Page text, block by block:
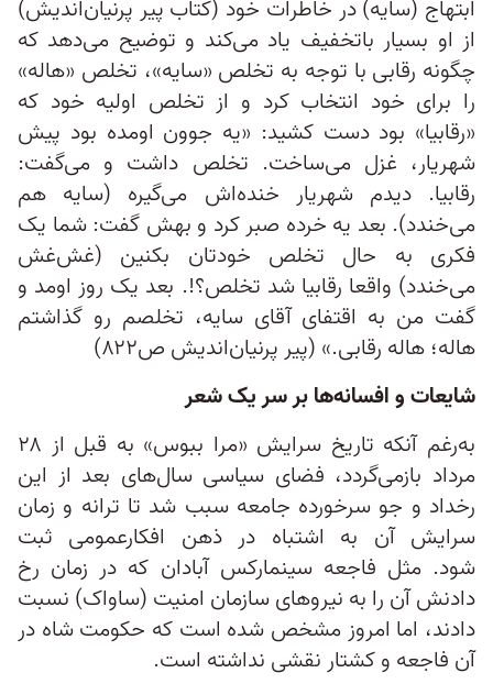
ابتهاج (سایه) در خاطرات خود (کتاب پیر پرنیان‌اندیش)
از او بسیار باتخفیف یاد می‌کند و توضیح می‌دهد که
چگونه رقابی با توجه به تخلص «سایه»، تخلص «هاله»
را برای خود انتخاب کرد و از تخلص اولیه خود که
«رقابیا» بود دست کشید: «یه جوون اومده بود پیش
شهریار، غزل می‌ساخت. تخلص داشت و می‌گفت:
رقابیا. دیدم شهریار خنده‌اش می‌گیره (سایه هم
می‌خندد). بعد یه خرده صبر کرد و بهش گفت: شما یک
فکری به حال تخلص خودتان بکنین (غش‌غش
می‌خندد) واقعا رقابیا شد تخلص؟!. بعد یک روز اومد و
گفت من به اقتفای آقای سایه، تخلصم رو گذاشتم
هاله؛ هاله رقابی.» (پیر پرنیان‌اندیش ص۸۲۲)
شایعات و افسانه‌ها بر سر یک شعر
به‌رغم آنکه تاریخ سرایش «مرا ببوس» به قبل از ۲۸
مرداد بازمی‌گردد، فضای سیاسی سال‌های بعد از این
رخداد و جو سرخورده جامعه سبب شد تا ترانه و زمان
سرایش آن به اشتباه در ذهن افکارعمومی ثبت
شود. مثل فاجعه سینمارکس آبادان که در زمان رخ
دادنش آن را به نیروهای سازمان امنیت (ساواک) نسبت
دادند،‌ اما امروز مشخص شده است که حکومت شاه در
آن فاجعه و کشتار نقشی نداشته است.